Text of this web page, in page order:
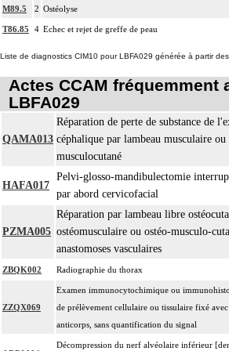
M89.5 2 Ostéolyse
T86.85 4 Echec et rejet de greffe de peau
Liste de diagnostics CIM10 pour LBFA029 générée à partir
Actes CCAM fréquemment
LBFA029
QAMA013
Réparation de perte de substance de
céphalique par lambeau musculaire ou
musculocutané
HAFA017
Pelvi-glosso-mandibulectomie
par abord cervicofacial
PZMA005
Réparation par lambeau libre
ostéomusculaire ou ostéo-musculo-
anastomoses vasculaires
ZBQK002 Radiographie du thorax
ZZQX069
Examen immunocytochimique ou
de prélèvement cellulaire ou tissulaire fixé
anticorps, sans quantification du signal
Décompression du nerf alvéolaire inférieur